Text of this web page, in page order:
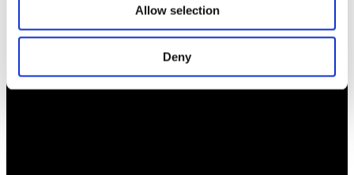
Allow selection
Deny
info@ff.se